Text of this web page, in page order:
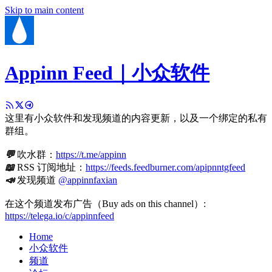
Skip to main content
Appinn Feed｜小众软件
这里有小众软件和发现频道的内容更新，以及一个绑定的私有
群组。
💬吹水群： https://t.me/appinn
📖RSS 订阅地址： https://feeds.feedburner.com/apipnntgfeed
📣发现频道 @appinnfaxian
在这个频道发布广告（Buy ads on this channel）:
https://telega.io/c/appinnfeed
Home
小众软件
频道